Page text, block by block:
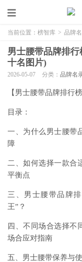
当前位置： 榜智库 > 品牌
男士腰带品牌排
十名图片)
2026-05-07 分类： 品牌名
【男士腰带品牌排行
目录：
一、为什么男士腰
障
二、如何选择一款
平衡点
三、男士腰带品牌
王”？
四、不同场合选择
场合应对指南
五、男士腰带保养与